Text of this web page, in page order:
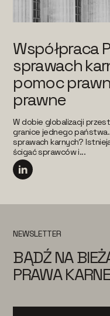
Współpraca
sprawach
pomoc
prawne
W dobie globalizacji
granice jednego państwa.
sprawach karnych?
ścigać sprawców i...
NEWSLETTER
BĄDŹ NA
PRAWA